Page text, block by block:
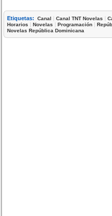
Etiquetas: Canal |Canal TNT Novelas |
Horarios |Novelas |Programación |
Novelas República Dominicana